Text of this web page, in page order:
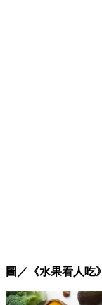
圖／《水果看人吃》